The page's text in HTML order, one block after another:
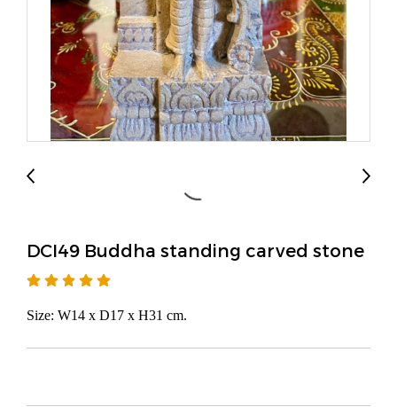
DCI49 Buddha standing carved stone
Size: W14 x D17 x H31 cm.